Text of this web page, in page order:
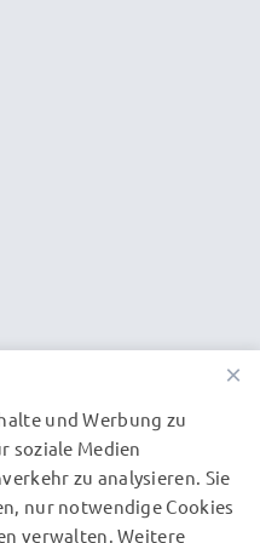
×
und Werbung zu
soziale Medien
zu analysieren. Sie
nur notwendige Cookies
verwalten. Weitere